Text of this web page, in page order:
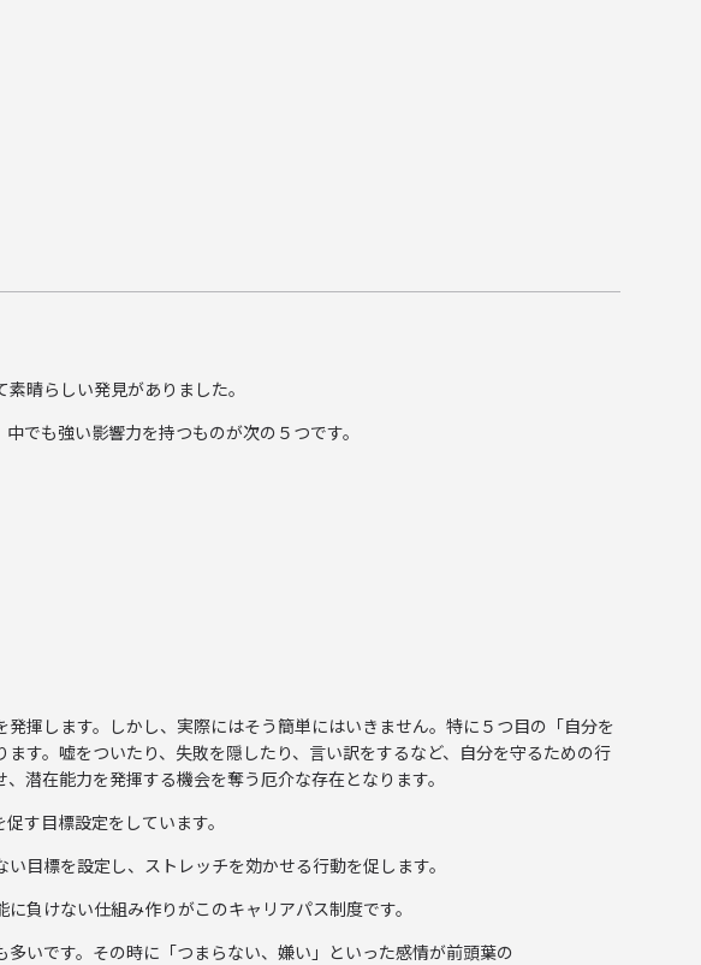
晴らしい発見がありました。
でも強い影響力を持つものが次の５つです。
揮します。しかし、実際にはそう簡単にはいきません。特に５つ目の「自分を
す。嘘をついたり、失敗を隠したり、言い訳をするなど、自分を守るための行
潜在能力を発揮する機会を奪う厄介な存在となります。
す目標設定をしています。
目標を設定し、ストレッチを効かせる行動を促します。
負けない仕組み作りがこのキャリアパス制度です。
いです。その時に「つまらない、嫌い」といった感情が前頭葉の